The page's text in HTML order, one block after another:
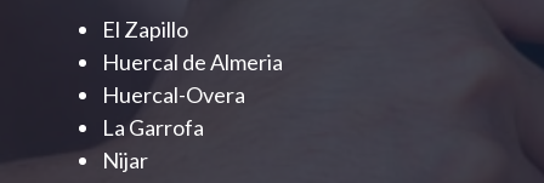
El Zapillo
Huercal de Almeria
Huercal-Overa
La Garrofa
Nijar